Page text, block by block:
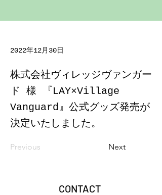
2022年12月30日
株式会社ヴィレッジヴァンガー
ド 様 『LAY×Village
Vanguard』公式グッズ発売が
決定いたしました。
Previous Next
CONTACT